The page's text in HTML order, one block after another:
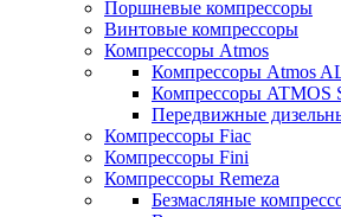
Поршневые компрессоры
Винтовые компрессоры
Компрессоры Atmos
Компрессоры Atmos
Компрессоры ATMOS
Передвижные
Компрессоры Fiac
Компрессоры Fini
Компрессоры Remeza
Безмасляные